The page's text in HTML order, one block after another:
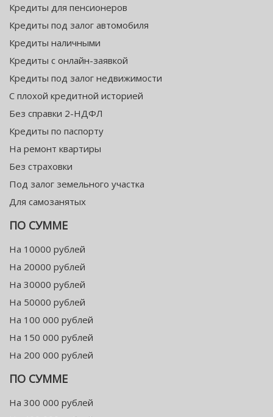
Кредиты для пенсионеров
Кредиты под залог автомобиля
Кредиты наличными
Кредиты с онлайн-заявкой
Кредиты под залог недвижимости
С плохой кредитной историей
Без справки 2-НДФЛ
Кредиты по паспорту
На ремонт квартиры
Без страховки
Под залог земельного участка
Для самозанятых
ПО СУММЕ
На 10000 рублей
На 20000 рублей
На 30000 рублей
На 50000 рублей
На 100 000 рублей
На 150 000 рублей
На 200 000 рублей
ПО СУММЕ
На 300 000 рублей